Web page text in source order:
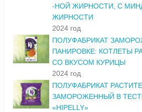
-НОЙ ЖИРНОСТИ, С
ЖИРНОСТИ
2024 год
ПОЛУФАБРИКАТ
ПАНИРОВКЕ: КОТЛЕТЫ
СО ВКУСОМ КУРИЦЫ
2024 год
ПОЛУФАБРИКАТ
ЗАМОРОЖЕННЫЙ В
«HIPELLY»